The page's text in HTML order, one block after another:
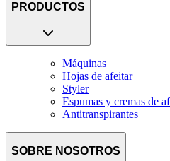
PRODUCTOS
Máquinas
Hojas de afeitar
Styler
Espumas y cremas de
Antitranspirantes
SOBRE NOSOTROS